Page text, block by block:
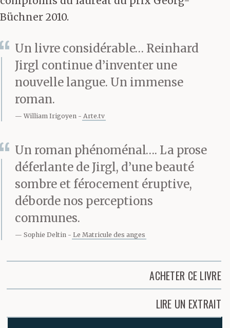
Büchner 2010.
Un livre considérable… Reinhard
Jirgl continue d’inventer une
nouvelle langue. Un immense
roman.
William Irigoyen Arte.tv
Un roman phénoménal…. La prose
déferlante de Jirgl, d’une beauté
sombre et férocement éruptive,
déborde nos perceptions
communes.
Sophie Deltin Le Matricule des anges
ACHETER CE LIVRE
LIRE UN EXTRAIT